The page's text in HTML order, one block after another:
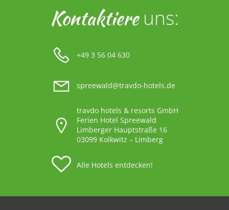
Kontaktiere uns:
+49 3 56 04 630
spreewald@travdo-hotels.de
travdo hotels & resorts GmbH
Ferien Hotel Spreewald
Limberger Hauptstraße 16
03099 Kolkwitz – Limberg
Alle Hotels entdecken!